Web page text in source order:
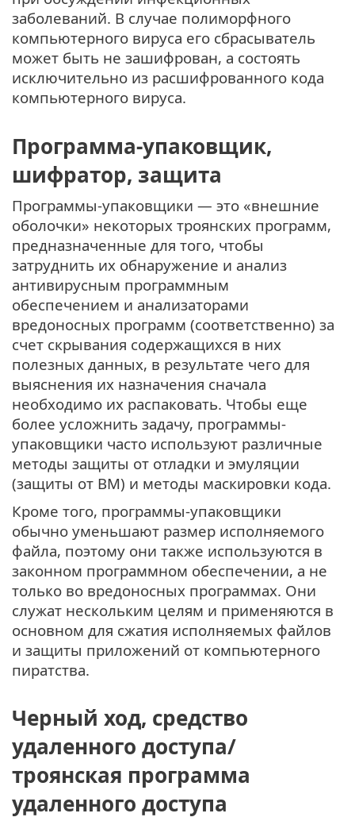
заболеваний. В случае полиморфного
компьютерного вируса его сбрасыватель
может быть не зашифрован, а состоять
исключительно из расшифрованного кода
компьютерного вируса.
Программа-упаковщик,
шифратор, защита
Программы-упаковщики — это «внешние
оболочки» некоторых троянских программ,
предназначенные для того, чтобы
затруднить их обнаружение и анализ
антивирусным программным
обеспечением и анализаторами
вредоносных программ (соответственно) за
счет скрывания содержащихся в них
полезных данных, в результате чего для
выяснения их назначения сначала
необходимо их распаковать. Чтобы еще
более усложнить задачу, программы-
упаковщики часто используют различные
методы защиты от отладки и эмуляции
(защиты от ВМ) и методы маскировки кода.
Кроме того, программы-упаковщики
обычно уменьшают размер исполняемого
файла, поэтому они также используются в
законном программном обеспечении, а не
только во вредоносных программах. Они
служат нескольким целям и применяются в
основном для сжатия исполняемых файлов
и защиты приложений от компьютерного
пиратства.
Черный ход, средство
удаленного доступа/
троянская программа
удаленного доступа